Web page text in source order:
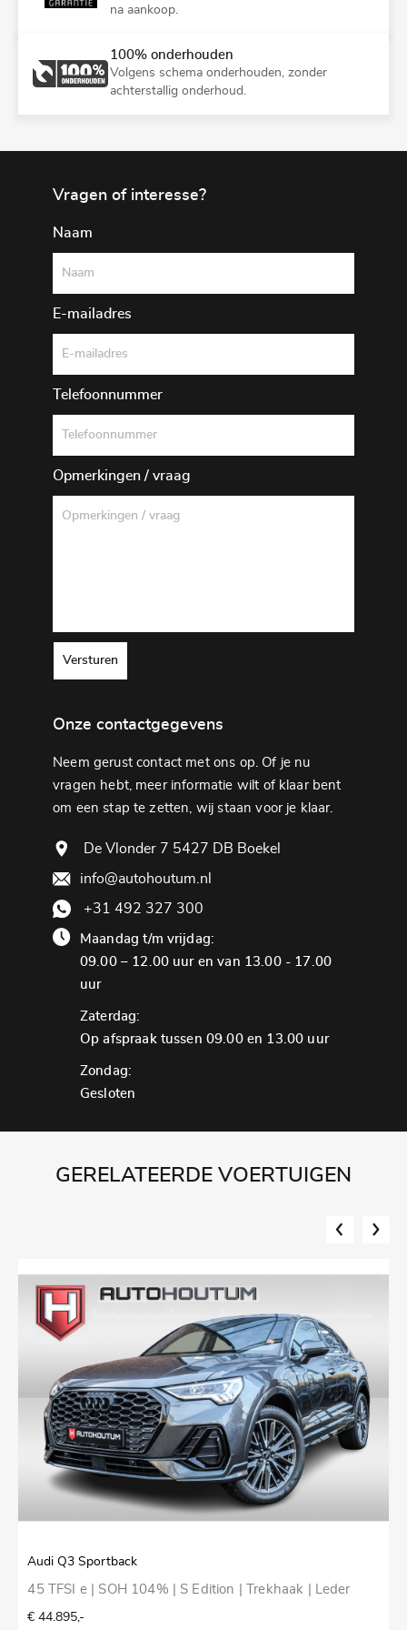
na aankoop.
100% onderhouden
Volgens schema onderhouden, zonder
achterstallig onderhoud.
Vragen of interesse?
Naam
E-mailadres
Telefoonnummer
Opmerkingen / vraag
Versturen
Onze contactgegevens
Neem gerust contact met ons op. Of je nu
vragen hebt, meer informatie wilt of klaar bent
om een ​​stap te zetten, wij staan ​​voor je klaar.
De Vlonder 7 5427 DB Boekel
info@autohoutum.nl
+31 492 327 300
Maandag t/m vrijdag:
09.00 – 12.00 uur en van 13.00 - 17.00
uur
Zaterdag:
Op afspraak tussen 09.00 en 13.00 uur
Zondag:
Gesloten
GERELATEERDE VOERTUIGEN
Audi Q3 Sportback
45 TFSI e | SOH 104% | S Edition | Trekhaak | Leder
€ 44.895,-